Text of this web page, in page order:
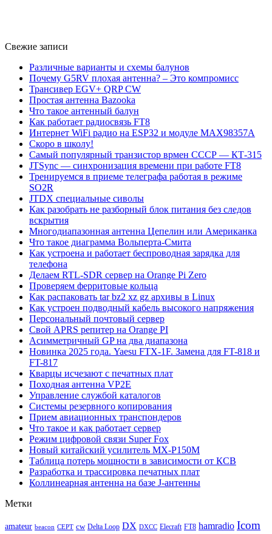
Свежие записи
Различные варианты и схемы балунов
Почему G5RV плохая антенна? – Это компромисс
Трансивер EGV+ QRP CW
Простая антенна Bazooka
Что такое антенный балун
Как работает радиосвязь FT8
Интернет WiFi радио на ESP32 и модуле MAX98357A
Скоро в школу!
Самый популярный транзистор врмен СССР — КТ-315
JTSync — синхронизация времени при работе FT8
Тренируемся в приеме телеграфа работая в режиме
SO2R
JTDX специальные сиволы
Как разобрать не разборный блок питания без следов
вскрытия
Многодиапазонная антенна Цепелин или Американка
Что такое диаграмма Вольперта-Смита
Как устроена и работает беспроводная зарядка для
телефона
Делаем RTL-SDR сервер на Orange Pi Zero
Проверяем ферритовые кольца
Как распаковать tar bz2 xz gz архивы в Linux
Как устроен подводный кабель высокого напряжения
Персональный почтовый сервер
Свой APRS репитер на Orange PI
Асимметричный GP на два диапазона
Новинка 2025 года. Yaesu FTX-1F. Замена для FT-818 и
FT-817
Кварцы исчезают с печатных плат
Походная антенна VP2E
Управление службой каталогов
Системы резервного копирования
Прием авиационных транспондеров
Что такое и как работает сервер
Режим цифровой связи Super Fox
Новый китайский усилитель MX-P150M
Таблица потерь мощности в зависимости от КСВ
Разработка и трассировка печатных плат
Коллинеарная антенна на базе J-антенны
Метки
amateur beacon CEPT cw Delta Loop DX DXCC Elecraft FT8 hamradio Icom